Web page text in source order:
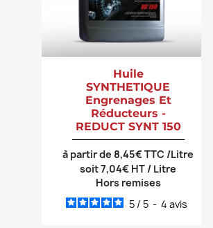
Huile
SYNTHETIQUE
Engrenages Et
Réducteurs -
REDUCT SYNT 150
à partir de 8,45€ TTC /Litre
soit 7,04€ HT / Litre
Hors remises
5 / 5 - 4 avis